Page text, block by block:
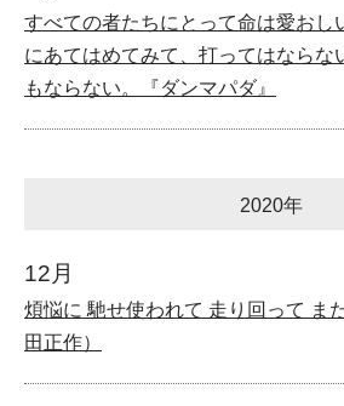
すべての者たちにとって命は愛おし
にあてはめてみて、打ってはならな
もならない。『ダンマパダ』
2020年
12月
煩悩に 馳せ使われて 走り回って ま
田正作）